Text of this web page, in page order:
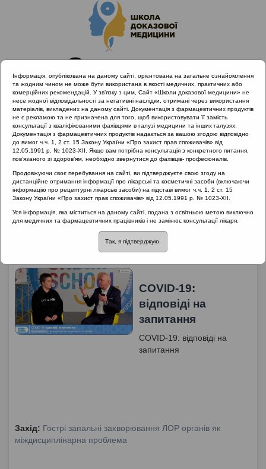
Головна Проведені заходи :: Назофарингіт
Проведені заходи::Назофарингіт
Рубрика:
Лектор: Попович Василь Іванович
COVID-19:
відповіді на
запитання
COVID-19: відповіді на
запитання
Захід: Гострі запальні захворювання ЛОР органів як
міждисциплінарна проблема
Інформація, опублікована на даному сайті, орієнтована на загальне ознайомлення
та жодним чином не може бути використана в якості медичних, практичних або
комерційних рекомендацій. У зв’язку з цим, Сайт «Школи доказової медицини» не
несе жодної відповідальності за негативні наслідки, отримані через використання
матеріалів, викладених на даному сайті. Документація з фармацевтичних продуктів
не є рекламою та не призначена для того, щоб використовувати її замість
консультації з кваліфікованими фахівцями в галузі медицини та інших галузях.
Документація з фармацевтичних продуктів надається за вашою згодою відповідно
до вимог ч.ч. 1, 2 ст. 15 Закону України «Про захист прав споживачів» від
12.05.1991 р. № 1023-XII. Якщо вам потрібна консультація з конкретного питання,
пов’язаного зі здоров’ям, необхідно звернутися до фахівців- професіоналів.
Продовжуючи своє перебування на сайті, ви підтверджуєте свою згоду на
дистанційне отримання інформації про лікарські та косметичні засоби (включаючи
інформацію про рецептурні лікарські засоби) на підставі вимог ч.ч. 1, 2 ст. 15
Закону України «Про захист прав споживачів» від 12.05.1991 р. № 1023-XII.
Уся інформація, яка міститься на даному сайті, подана з освітньою метою виключно
для медичних та фармацевтичних працівників і не замінює консультації лікаря.
Так, я підтверджую.